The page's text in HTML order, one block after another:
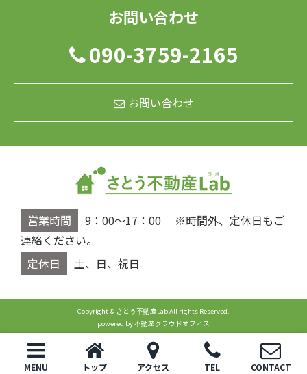
お問い合わせ
090-3759-2165
お問い合わせ
営業時間
9：00～17：00 ※時間外、定休日もご
連絡ください。
定休日
土、日、祝日
MENU トップ アクセス TEL CONTACT
Copyright © さとう不動産Lab All rights Reserved.
powered by 不動産クラウドオフィス